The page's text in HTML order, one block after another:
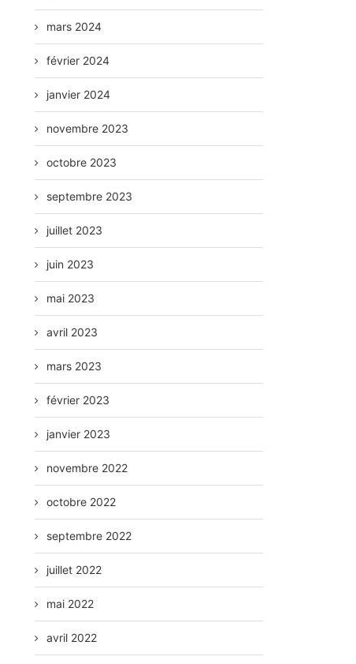
mars 2024
février 2024
janvier 2024
novembre 2023
octobre 2023
septembre 2023
juillet 2023
juin 2023
mai 2023
avril 2023
mars 2023
février 2023
janvier 2023
novembre 2022
octobre 2022
septembre 2022
juillet 2022
mai 2022
avril 2022